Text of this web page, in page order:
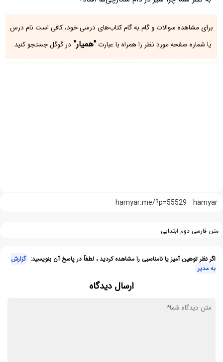
برای مشاهده سوالات و گام به گام کتاب‌های درسی خود، کافی است نام درس
یا شماره صفحه مورد نظر را همراه با عبارت"همیار" در گوگل جستجو کنید.
hamyar
hamyar.me/?p=55529
متن فارسی دوم ابتدایی
اگر نظر توهین آمیز یا نامناسبی را مشاهده کردید ، لطفاً در پاسخ آن بنویسید: گزارش
به مدیر
ارسال دیدگاه